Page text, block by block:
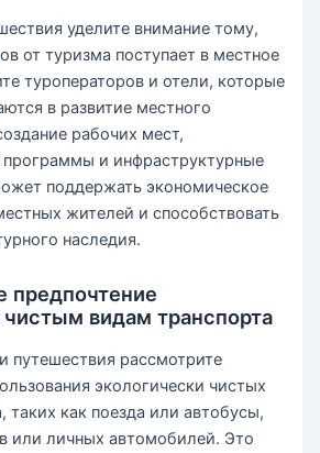
уделите внимание тому,
от туризма поступает в местное
туроператоров и отели, которые
в развитие местного
рабочих мест,
программы и инфраструктурные
поддержать экономическое
жителей и способствовать
наследия.
предпочтение
чистым видам транспорта
путешествия рассмотрите
экологически чистых
таких как поезда или автобусы,
или личных автомобилей. Это